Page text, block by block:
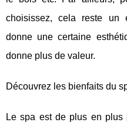
choisissez, cela reste un
donne une certaine
donne plus de valeur.
Découvrez les bienfaits du
Le spa est de plus en